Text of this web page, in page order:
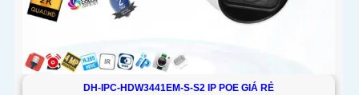
DH-IPC-HDW3441EM-S-S2 IP POE GIÁ RẺ